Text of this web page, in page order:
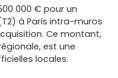
000 € pour un
à Paris intra-muros
Ce montant,
est une
locales.